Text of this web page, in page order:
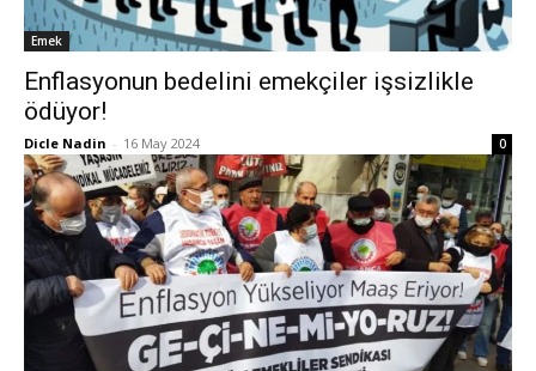
Emek
Enflasyonun bedelini emekçiler işsizlikle
ödüyor!
Dicle Nadin - 16 May 2024 0